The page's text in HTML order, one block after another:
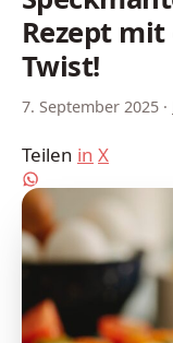
Rezept
Twist!
7. September 2025 ·
Teilen in X